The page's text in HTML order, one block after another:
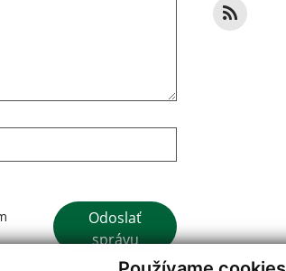
Google reCaptcha Response
Odoslať
správu